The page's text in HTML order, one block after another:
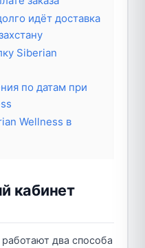
идёт доставка
Siberian
по датам при
Wellness в
кабинет
два способа